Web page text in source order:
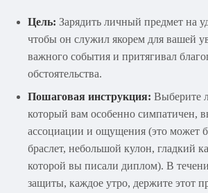
Цель: Зарядить личный предмет на
чтобы он служил якорем для вашей
важного события и притягивал
обстоятельства.
Пошаговая инструкция: Выберите
который вам особенно симпатичен,
ассоциации и ощущения (это может
браслет, небольшой кулон, гладкий
которой вы писали диплом). В
защиты, каждое утро, держите этот